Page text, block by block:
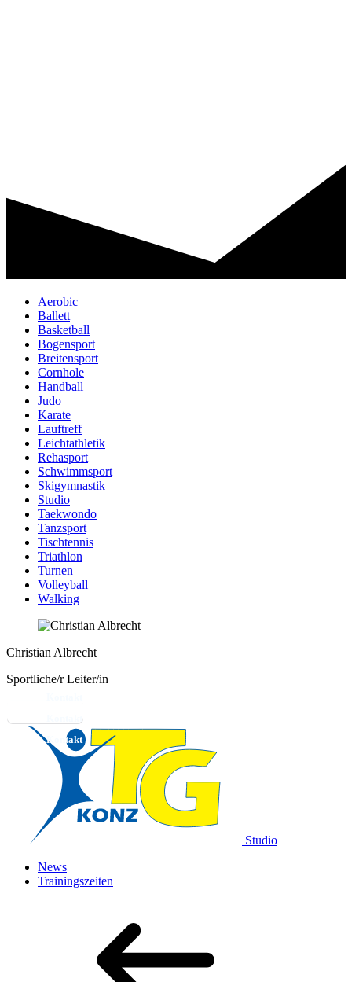
Aerobic
Ballett
Basketball
Bogensport
Breitensport
Cornhole
Handball
Judo
Karate
Lauftreff
Leichtathletik
Rehasport
Schwimmsport
Skigymnastik
Studio
Taekwondo
Tanzsport
Tischtennis
Triathlon
Turnen
Volleyball
Walking
Christian Albrecht
Sportliche/r Leiter/in
Studio
News
Trainingszeiten